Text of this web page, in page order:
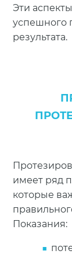
Эти
успешного
результата.
имеет ряд
которые
Показания: